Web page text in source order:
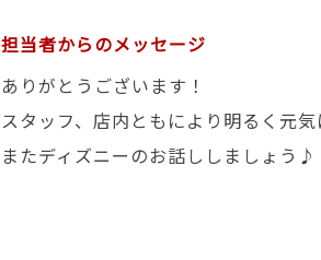
担当者からのメッセージ
ありがとうございます！
スタッフ、店内ともにより明るく元
またディズニーのお話ししましょう♪